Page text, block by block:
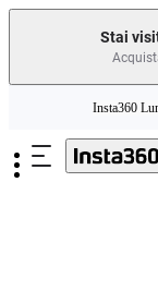
Stai
Insta360
Permuta il tuo